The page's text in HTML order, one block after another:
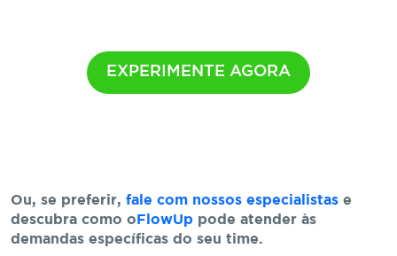
EXPERIMENTE AGORA
Ou, se preferir, fale com nossos especialistas e
descubra como o FlowUp pode atender às
demandas específicas do seu time.